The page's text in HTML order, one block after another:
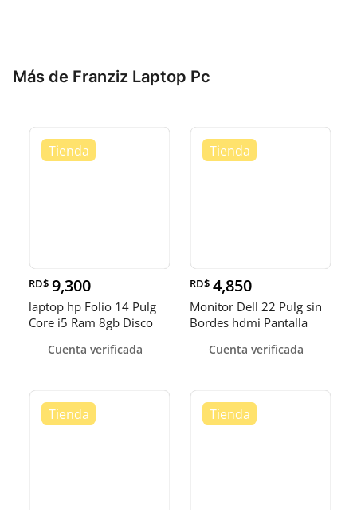
Más de Franziz Laptop Pc
RD$ 9,300
laptop hp Folio 14 Pulg
Core i5 Ram 8gb Disco
Cuenta verificada
RD$ 4,850
Monitor Dell 22 Pulg sin
Bordes hdmi Pantalla
Cuenta verificada